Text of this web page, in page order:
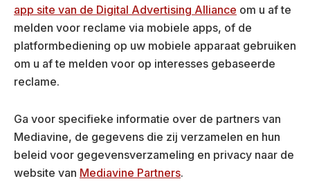
app site van de Digital Advertising Alliance om u af te
melden voor reclame via mobiele apps, of de
platformbediening op uw mobiele apparaat gebruiken
om u af te melden voor op interesses gebaseerde
reclame.
Ga voor specifieke informatie over de partners van
Mediavine, de gegevens die zij verzamelen en hun
beleid voor gegevensverzameling en privacy naar de
website van Mediavine Partners.